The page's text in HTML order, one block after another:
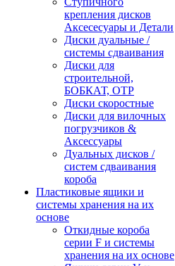
крепления дисков
Аксесесуары и Детали
Диски дуальные /
системы сдваивания
Диски для
строительной,
БОБКАТ, ОТР
Диски скоростные
Диски для вилочных
погрузчиков &
Аксессуары
Дуальных дисков /
систем сдваивания
короба
Пластиковые ящики и
системы хранения на их
основе
Откидные короба
серии F и системы
хранения на их основе